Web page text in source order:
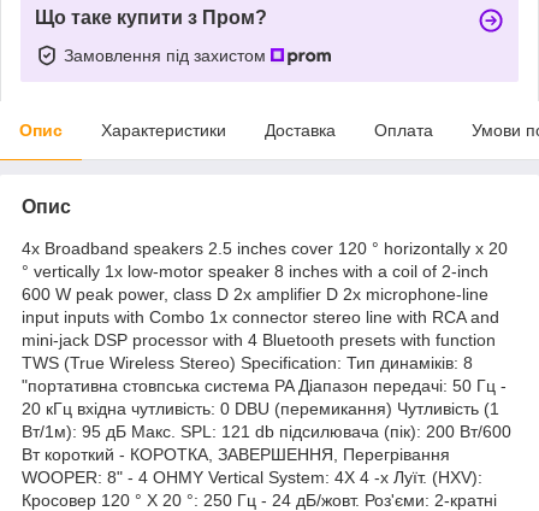
Що таке купити з Пром?
Замовлення під захистом
Опис Характеристики Доставка Оплата Умови
Опис
4x Broadband speakers 2.5 inches cover 120 ° horizontally x 20
° vertically 1x low-motor speaker 8 inches with a coil of 2-inch
600 W peak power, class D 2x amplifier D 2x microphone-line
input inputs with Combo 1x connector stereo line with RCA and
mini-jack DSP processor with 4 Bluetooth presets with function
TWS (True Wireless Stereo) Specification: Тип динаміків: 8
"портативна стовпська система PA Діапазон передачі: 50 Гц -
20 кГц вхідна чутливість: 0 DBU (перемикання) Чутливість (1
Вт/1м): 95 дБ Макс. SPL: 121 db підсилювача (пік): 200 Вт/600
Вт короткий - КОРОТКА, ЗАВЕРШЕННЯ, Перегрівання
WOOPER: 8" - 4 OHMY Vertical System: 4X 4 -х Луїт. (HXV):
Кросовер 120 ° X 20 °: 250 Гц - 24 дБ/жовт. Роз'єми: 2-кратні